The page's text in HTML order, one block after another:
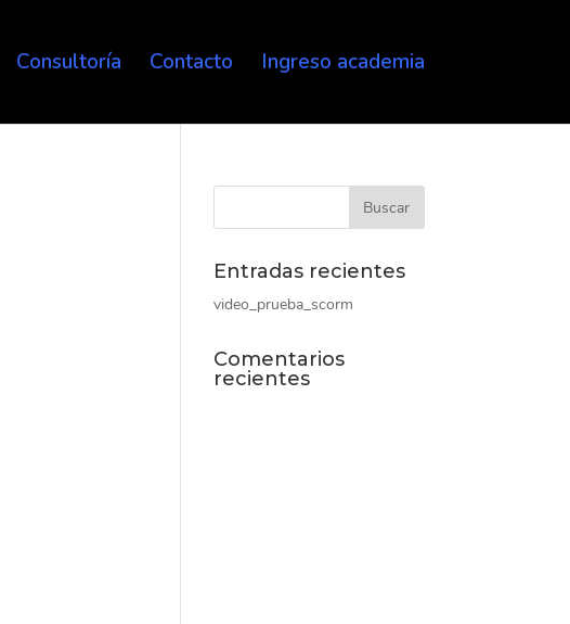
Consultoría Contacto Ingreso academia
Entradas recientes
video_prueba_scorm
Comentarios
recientes